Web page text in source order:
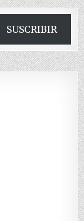
SUSCRIBIR